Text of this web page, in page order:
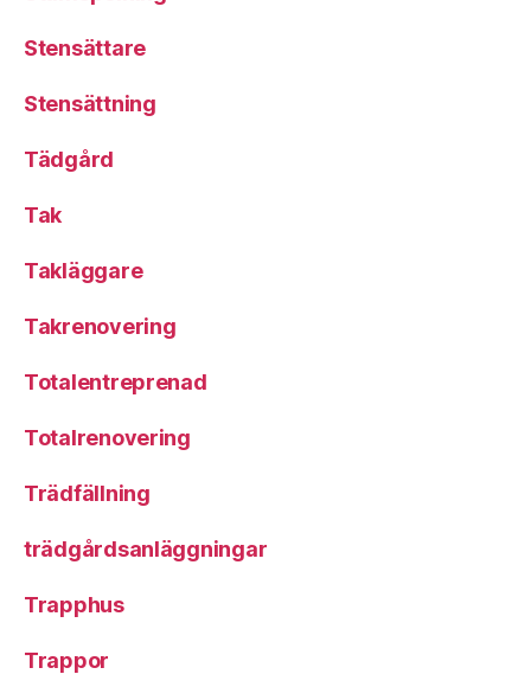
Stensättare
Stensättning
Tädgård
Tak
Takläggare
Takrenovering
Totalentreprenad
Totalrenovering
Trädfällning
trädgårdsanläggningar
Trapphus
Trappor